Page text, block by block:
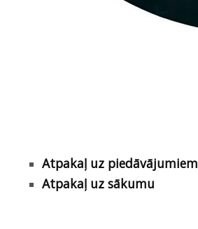
Atpakaļ uz piedāvājumiem
Atpakaļ uz sākumu